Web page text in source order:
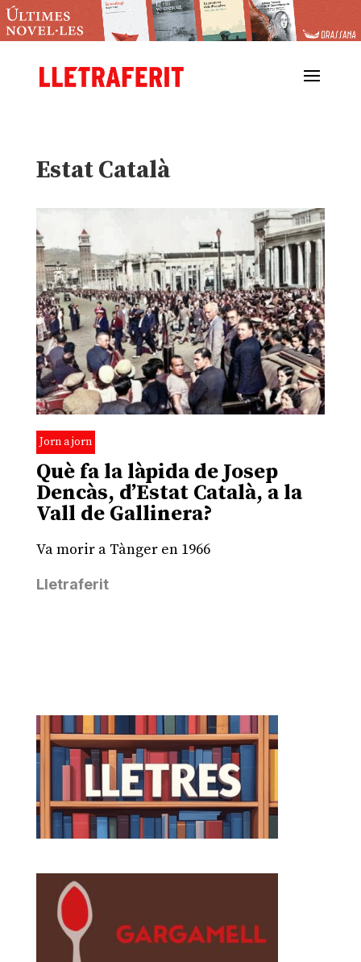
Estat Català
Jorn a jorn
Què fa la làpida de Josep
Dencàs, d’Estat Català, a la
Vall de Gallinera?
Va morir a Tànger en 1966
Lletraferit